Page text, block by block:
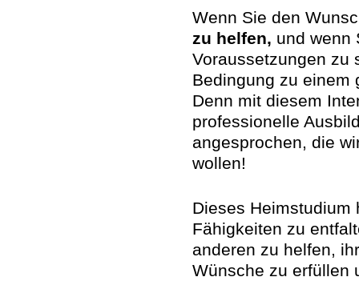
Wenn Sie den
zu helfen, und wenn
Voraussetzungen zu
Bedingung zu einem
Denn mit diesem
professionelle
angesprochen, die
wollen!
Dieses Heimstudium
Fähigkeiten zu
anderen zu helfen,
Wünsche zu erfüllen